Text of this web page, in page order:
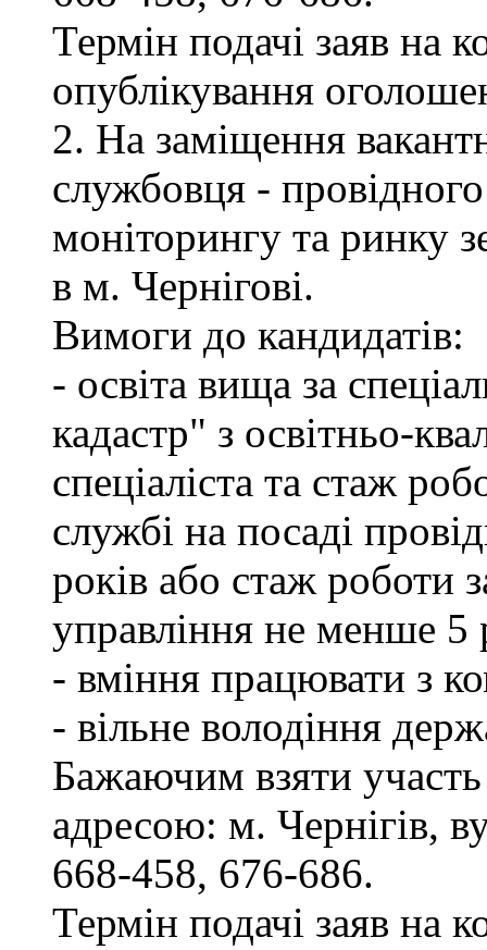
Термін подачі заяв на
опублікування
2. На заміщення
службовця - провідного
моніторингу та ринку
в м. Чернігові.
Вимоги до кандидатів:
- освіта вища за
кадастр" з освітньо-
спеціаліста та стаж
службі на посаді
років або стаж роботи
управління не менше 5
- вміння працювати з
- вільне володіння
Бажаючим взяти участь
адресою: м. Чернігів,
668-458, 676-686.
Термін подачі заяв на